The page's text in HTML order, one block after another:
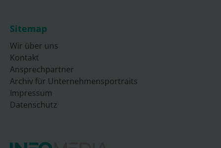
Sitemap
Wir über uns
Kontakt
Ansprechpartner
Archiv für Unternehmensportraits
Impressum
Datenschutz